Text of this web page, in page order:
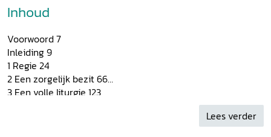
Inhoud
Voorwoord 7
Inleiding 9
1 Regie 24
2 Een zorgelijk bezit 66
3 Een volle liturgie 123
Lees verder